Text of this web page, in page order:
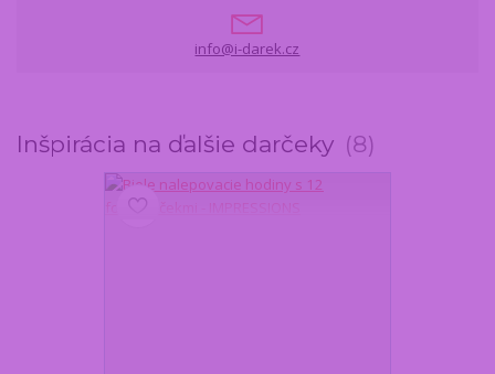
info@i-darek.cz
Inšpirácia na ďalšie darčeky 8